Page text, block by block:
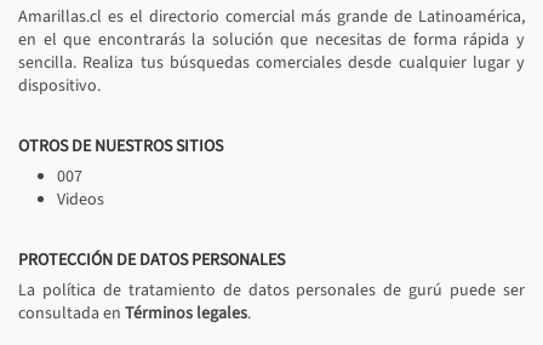
Amarillas.cl es el directorio comercial más grande de Latinoamérica,
en el que encontrarás la solución que necesitas de forma rápida y
sencilla. Realiza tus búsquedas comerciales desde cualquier lugar y
dispositivo.
OTROS DE NUESTROS SITIOS
007
Videos
PROTECCIÓN DE DATOS PERSONALES
La política de tratamiento de datos personales de gurú puede ser
consultada en Términos legales.